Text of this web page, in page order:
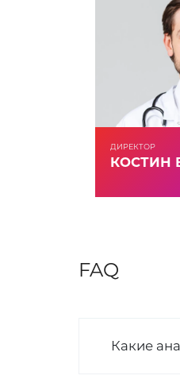
ДИРЕКТОР
КОСТИН
FAQ
Какие